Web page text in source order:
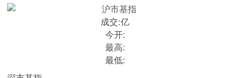
成交:亿
今开:
最高:
最低: